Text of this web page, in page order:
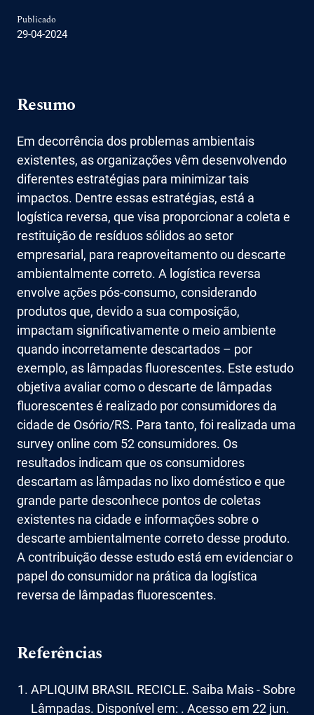
Publicado
29-04-2024
Resumo
Em decorrência dos problemas ambientais
existentes, as organizações vêm desenvolvendo
diferentes estratégias para minimizar tais
impactos. Dentre essas estratégias, está a
logística reversa, que visa proporcionar a coleta e
restituição de resíduos sólidos ao setor
empresarial, para reaproveitamento ou descarte
ambientalmente correto. A logística reversa
envolve ações pós-consumo, considerando
produtos que, devido a sua composição,
impactam significativamente o meio ambiente
quando incorretamente descartados – por
exemplo, as lâmpadas fluorescentes. Este estudo
objetiva avaliar como o descarte de lâmpadas
fluorescentes é realizado por consumidores da
cidade de Osório/RS. Para tanto, foi realizada uma
survey online com 52 consumidores. Os
resultados indicam que os consumidores
descartam as lâmpadas no lixo doméstico e que
grande parte desconhece pontos de coletas
existentes na cidade e informações sobre o
descarte ambientalmente correto desse produto.
A contribuição desse estudo está em evidenciar o
papel do consumidor na prática da logística
reversa de lâmpadas fluorescentes.
Referências
APLIQUIM BRASIL RECICLE. Saiba Mais - Sobre
Lâmpadas. Disponível em: . Acesso em 22 jun.